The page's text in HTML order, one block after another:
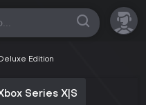
Edition
Series X|S